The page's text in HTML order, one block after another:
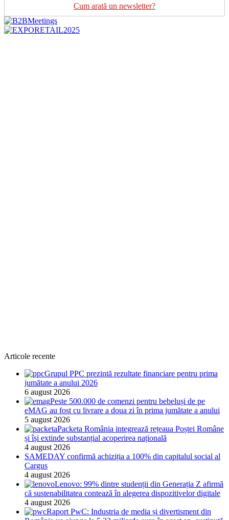
Cum arată un newsletter?
Articole recente
Grupul PPC prezintă rezultate financiare pentru prima
jumătate a anului 2026
6 august 2026
Peste 500.000 de comenzi pentru bebeluși de pe
eMAG au fost cu livrare a doua zi în prima jumătate a anului
5 august 2026
Packeta România integrează rețeaua Poștei Române
și își extinde substanțial acoperirea națională
4 august 2026
SAMEDAY confirmă achiziția a 100% din capitalul social al
Cargus
4 august 2026
Lenovo: 99% dintre studenții din Generația Z afirmă
că sustenabilitatea contează în alegerea dispozitivelor digitale
4 august 2026
Raport PwC: Industria de media și divertisment din